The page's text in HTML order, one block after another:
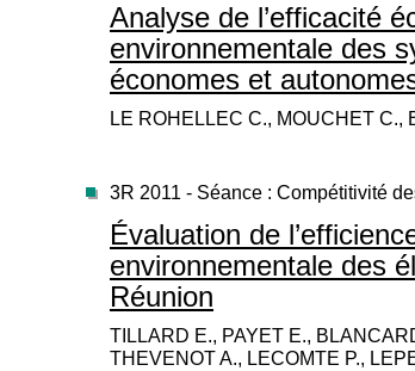
Analyse de l’efficacité
environnementale des
économes et
LE ROHELLEC C., MOUCHET C.,
3R 2011 - Séance : Compétitivité
Évaluation de
environnementale des
Réunion
TILLARD E., PAYET E.,
THEVENOT A., LECOMTE P.,